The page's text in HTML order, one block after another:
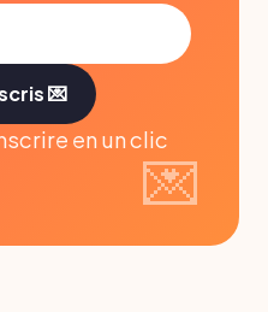
💌
en un clic